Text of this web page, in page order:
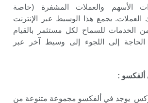
الأسهم والعملات المشفرة (خاصة
العملات. يجمع هذا الوسيط عبر الإنترنت
الخدمات للسماح لكل مستثمر بالقيام
إلى اللجوء إلى وسيط آخر عبر
ألفكسو :
يوجد في ألفكسو مجموعة متنوعة من